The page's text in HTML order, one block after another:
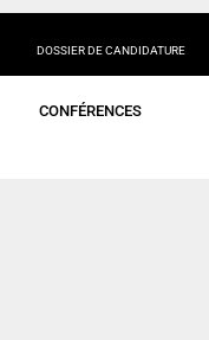
DOSSIER DE CANDIDATURE
CONFÉRENCES